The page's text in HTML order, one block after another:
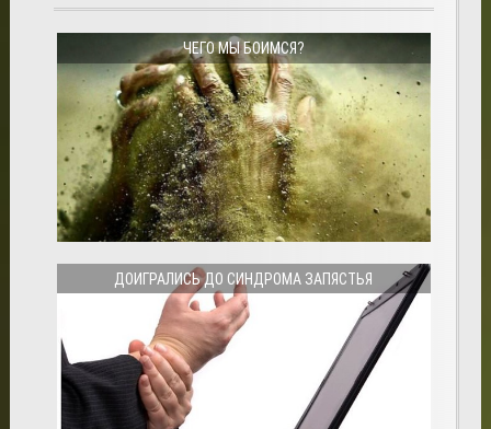
ЧЕГО МЫ БОИМСЯ?
ДОИГРАЛИСЬ ДО СИНДРОМА ЗАПЯСТЬЯ